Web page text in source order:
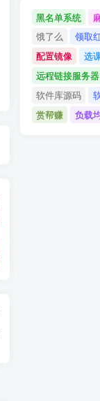
黑名单系统
饿了么
领取
配置镜像
选
远程链接服务器
软件库源码
赏帮赚
负载